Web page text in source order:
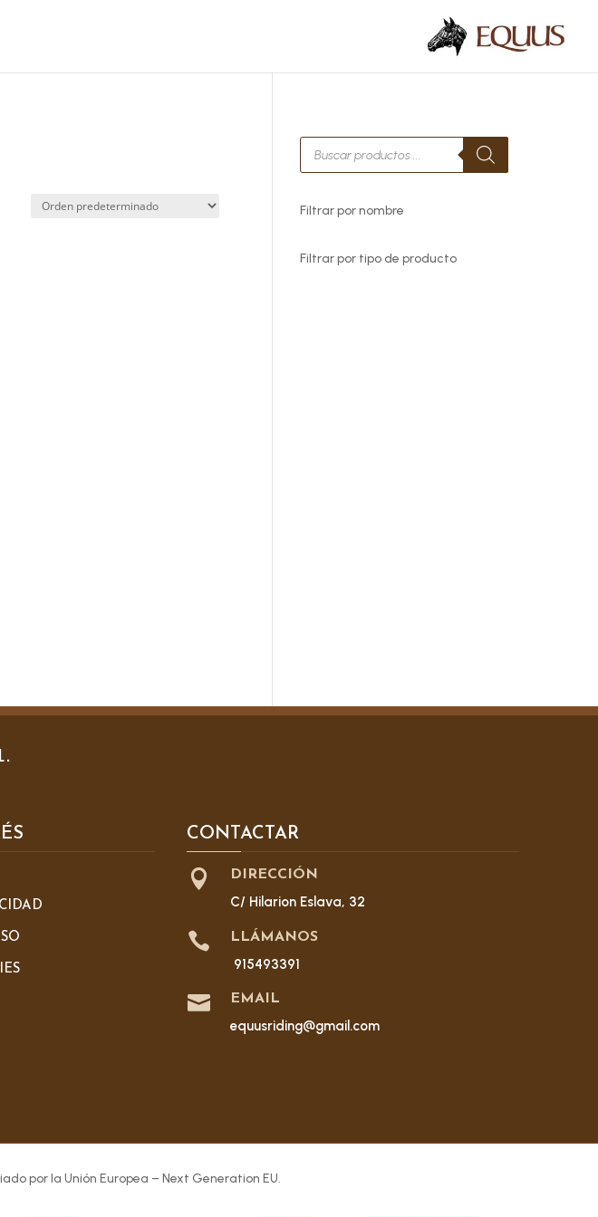
Búsqueda
de
productos
Filtrar por nombre
Filtrar por tipo de producto
CONTACTAR
 DIRECCIÓN
C/ Hilarion Eslava, 32
 LLÁMANOS
915493391
 EMAIL
equusriding@gmail.com
por la Unión Europea – Next Generation EU.